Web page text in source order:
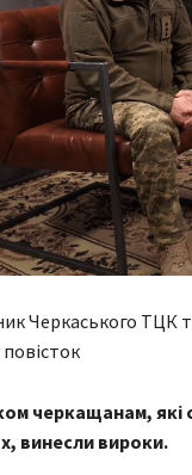
Черкаського ТЦК
черкащанам, які
винесли вироки.